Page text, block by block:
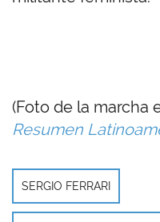
(Foto de la marcha
Resumen
SERGIO FERRARI